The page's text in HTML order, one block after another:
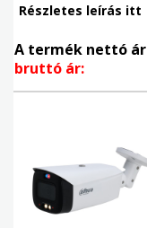
Részletes leírás itt
A termék nettó
bruttó ár: